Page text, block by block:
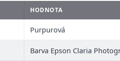
HODNOTA
Purpurová
Barva Epson Claria